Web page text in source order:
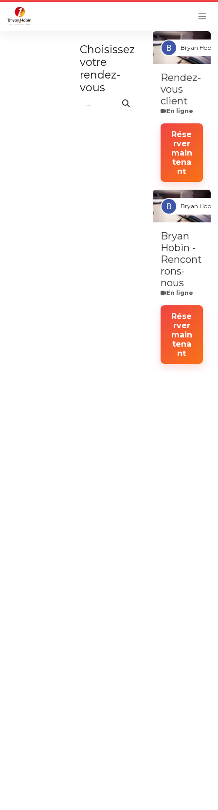
Se rendre au contenu
Choisissez
votre
rendez-
vous
Bryan Hobin
Rendez-
vous
client
En ligne
Rése
rver
main
tena
nt
Bryan Hobin
Bryan
Hobin -
Rencont
rons-
nous
En ligne
Rése
rver
main
tena
nt